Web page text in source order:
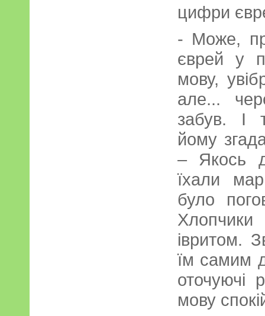
цифри
- Може,
єврей у
мову,
але...
забув. І
йому
– Якось
їхали
було
івритом.
їм самим
оточуючі
мову